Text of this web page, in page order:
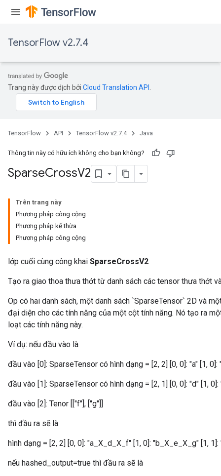
TensorFlow v2.7.4
Trang này được dịch bởi Cloud Translation API
TensorFlow API TensorFlow v2.7.4 Java
Thông tin này có hữu ích không cho bạn không?
SparseCrossV2
Trên trang này
Phương pháp công cộng
Phương pháp kế thừa
Phương pháp công cộng
lớp cuối cùng công khai SparseCrossV2
Tạo ra giao thoa thưa thớt từ danh sách các tensor thưa thớt
Op có hai danh sách, một danh sách `SparseTensor` 2D và
đại diện cho các tính năng của một cột tính năng. Nó tạo ra
loạt các tính năng này.
Ví dụ: nếu đầu vào là
đầu vào [0]: SparseTensor có hình dạng = [2, 2] [0, 0]: "a" [1, 0]:
đầu vào [1]: SparseTensor có hình dạng = [2, 1] [0, 0]: "d" [1, 0]:
đầu vào [2]: Tenor [["f"], ["g"]]
thì đầu ra sẽ là
hình dạng = [2, 2] [0, 0]: "a_X_d_X_f" [1, 0]: "b_X_e_X_g" [1,
nếu hashed_output=true thì đầu ra sẽ là